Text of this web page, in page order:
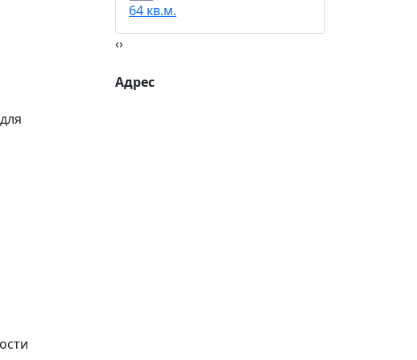
64 кв.м.
‹›
Адрес